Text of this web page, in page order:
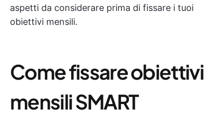
aspetti da considerare prima di fissare i tuoi
obiettivi mensili.
Come fissare obiettivi
mensili SMART